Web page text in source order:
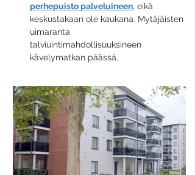
perhepuisto palveluineen, eikä
keskustakaan ole kaukana. Mytäjäisten
uimaranta
talviuintimahdollisuuksineen
kävelymatkan päässä.